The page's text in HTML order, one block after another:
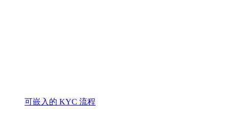
可嵌入的 KYC 流程